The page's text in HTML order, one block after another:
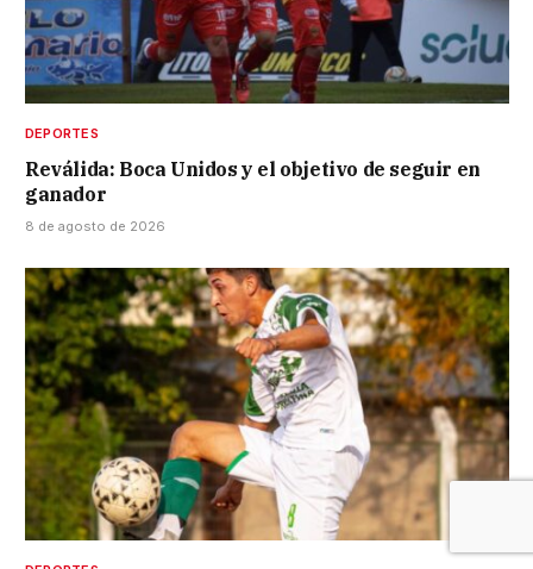
DEPORTES
Reválida: Boca Unidos y el objetivo de seguir en
ganador
8 de agosto de 2026